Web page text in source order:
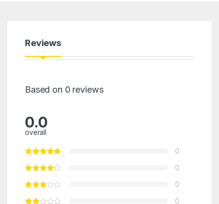
Reviews
Based on 0 reviews
0.0
overall
0
0
0
0